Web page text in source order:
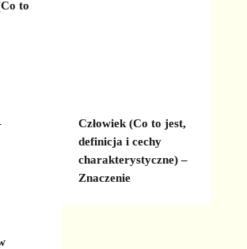
to
Człowiek (Co to jest,
definicja i cechy
charakterystyczne) –
Znaczenie